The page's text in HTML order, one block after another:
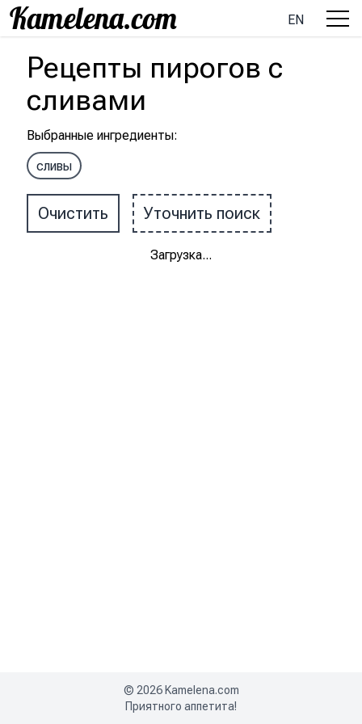
EN
Рецепты пирогов с
сливами
Выбранные ингредиенты:
сливы
Очистить Уточнить поиск
Загрузка...
© 2026 Kamelena.com
Приятного аппетита!